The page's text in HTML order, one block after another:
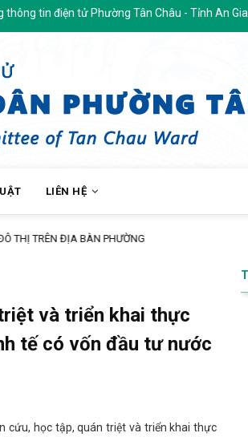
Tân Châu - Tỉnh An Giang
LIÊN HỆ
NGUYỆN ĐẾN ĐỘI NGŨ CÁN BỘ, GIÁO VIÊN TRÊN
và triển khai thực
tế có vốn đầu tư nước
cứu, học tập, quán triệt và triển khai thực